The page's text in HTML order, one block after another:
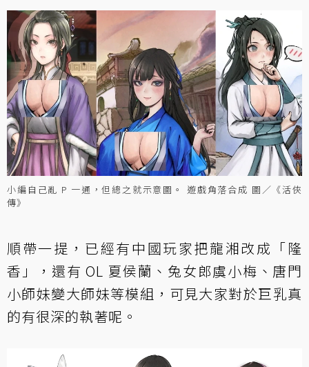
小編自己亂 P 一通，但總之就示意圖。 遊戲角落合成 圖／《活俠
傳》
順帶一提，已經有中國玩家把龍湘改成「隆
香」，還有 OL 夏侯蘭、兔女郎虞小梅、唐門
小師妹變大師妹等模組，可見大家對於巨乳真
的有很深的執著呢。